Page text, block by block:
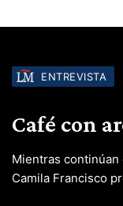
ENTREVISTA
Café con
Mientras continúan
Camila Francisco